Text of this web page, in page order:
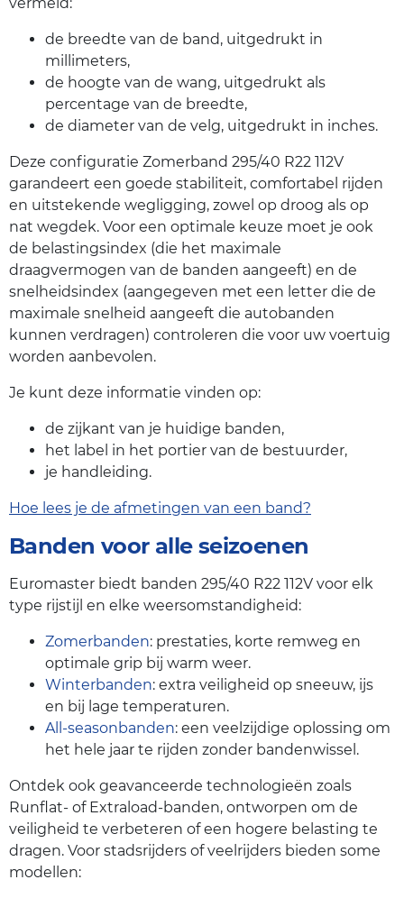
de breedte van de band, uitgedrukt in
millimeters,
de hoogte van de wang, uitgedrukt als
percentage van de breedte,
de diameter van de velg, uitgedrukt in inches.
Deze configuratie Zomerband 295/40 R22 112V
garandeert een goede stabiliteit, comfortabel rijden
en uitstekende wegligging, zowel op droog als op
nat wegdek. Voor een optimale keuze moet je ook
de belastingsindex (die het maximale
draagvermogen van de banden aangeeft) en de
snelheidsindex (aangegeven met een letter die de
maximale snelheid aangeeft die autobanden
kunnen verdragen) controleren die voor uw voertuig
worden aanbevolen.
Je kunt deze informatie vinden op:
de zijkant van je huidige banden,
het label in het portier van de bestuurder,
je handleiding.
Hoe lees je de afmetingen van een band?
Banden voor alle seizoenen
Euromaster biedt banden 295/40 R22 112V voor elk
type rijstijl en elke weersomstandigheid:
Zomerbanden: prestaties, korte remweg en
optimale grip bij warm weer.
Winterbanden: extra veiligheid op sneeuw, ijs
en bij lage temperaturen.
All-seasonbanden: een veelzijdige oplossing om
het hele jaar te rijden zonder bandenwissel.
Ontdek ook geavanceerde technologieën zoals
Runflat- of Extraload-banden, ontworpen om de
veiligheid te verbeteren of een hogere belasting te
dragen. Voor stadsrijders of veelrijders bieden some
modellen: